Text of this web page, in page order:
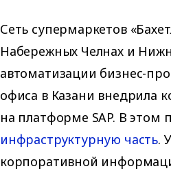
Сеть супермаркетов
Набережных Челнах и
автоматизации бизнес-
офиса в Казани внедрила
на платформе SAP. В этом
инфраструктурную часть.
корпоративной